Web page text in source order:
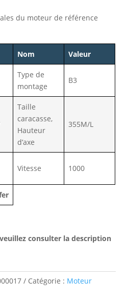
du moteur de référence
Nom Valeur
Type de
montage
B3
Taille
caracasse,
Hauteur
d’axe
355M/L
Vitesse 1000
consulter la description
Catégorie : Moteur